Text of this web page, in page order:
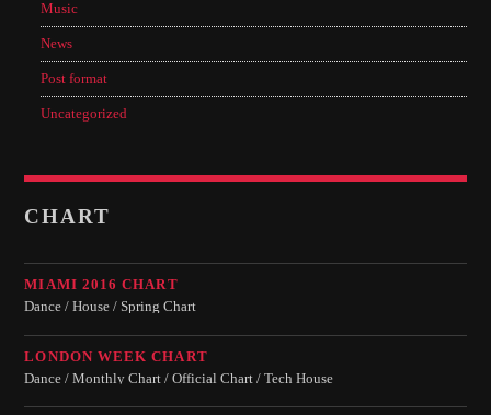
Music
News
Post format
Uncategorized
CHART
MIAMI 2016 CHART
Dance / House / Spring Chart
LONDON WEEK CHART
Dance / Monthly Chart / Official Chart / Tech House